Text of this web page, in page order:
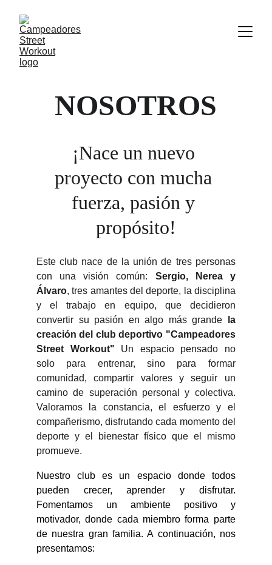
NOSOTROS
Este club nace de la unión de tres personas
con una visión común: Sergio, Nerea y
Álvaro, tres amantes del deporte, la disciplina
y el trabajo en equipo, que decidieron
convertir su pasión en algo más grande
la
creación del club deportivo "Campeadores
Street Workout" Un espacio pensado no
solo para entrenar, sino para formar
comunidad, compartir valores y seguir un
camino de superación personal y colectiva.
Valoramos la constancia, el esfuerzo y el
compañerismo, disfrutando cada momento del
deporte y el bienestar físico que el mismo
promueve.
Nuestro club es un espacio donde todos
pueden crecer, aprender y disfrutar.
Fomentamos un ambiente positivo y
motivador, donde cada miembro forma parte
de nuestra gran familia. A continuación, nos
presentamos:
¡Nace un nuevo
proyecto con mucha
fuerza, pasión y
propósito!